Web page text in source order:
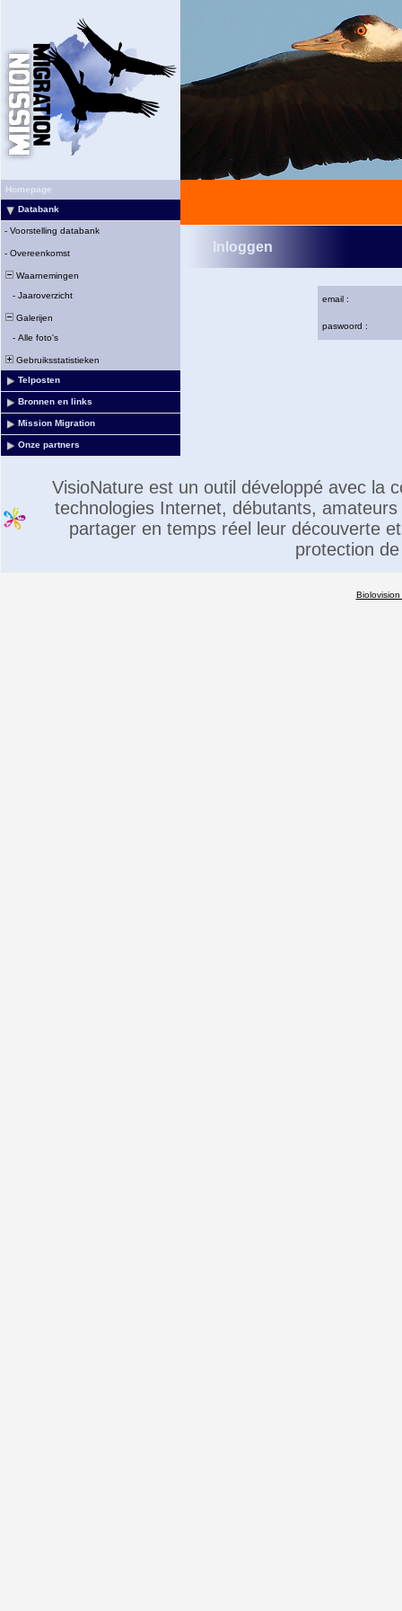
Homepage
Databank
- Voorstelling databank
- Overeenkomst
Waarnemingen
- Jaaroverzicht
Galerijen
- Alle foto's
Gebruiksstatistieken
Telposten
Bronnen en links
Mission Migration
Onze partners
Inloggen
email :
paswoord :
VisioNature est un outil développé avec la
technologies Internet, débutants,
partager en temps réel leur découverte
protection
Biolovision